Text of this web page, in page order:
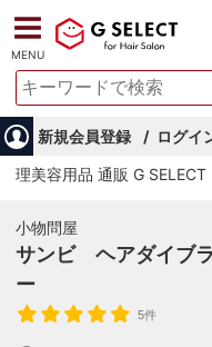
MENU
新規会員登録
ログイ
理美容用品 通販 G SELECT
小物問屋
サンビ ヘアダイ
ー
5件